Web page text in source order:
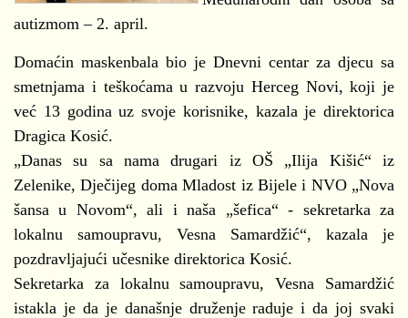
autizmom – 2. april.
Domaćin maskenbala bio je Dnevni centar za djecu sa
smetnjama i teškoćama u razvoju Herceg Novi, koji je
već 13 godina uz svoje korisnike, kazala je direktorica
Dragica Kosić.
„Danas su sa nama drugari iz OŠ „Ilija Kišić“ iz
Zelenike, Dječijeg doma Mladost iz Bijele i NVO „Nova
šansa u Novom“, ali i naša „šefica“ - sekretarka za
lokalnu samoupravu, Vesna Samardžić“, kazala je
pozdravljajući učesnike direktorica Kosić.
Sekretarka za lokalnu samoupravu, Vesna Samardžić
istakla je da je današnje druženje raduje i da joj svaki